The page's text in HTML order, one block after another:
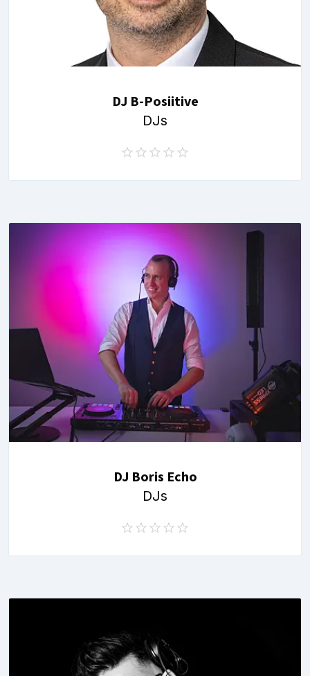
DJ B-Posiitive
DJs
DJ Boris Echo
DJs